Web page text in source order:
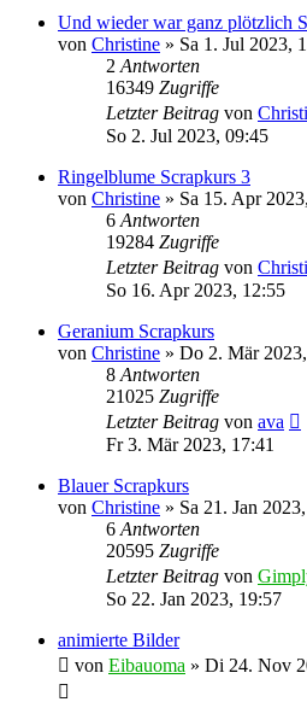
Und wieder war ganz plötzlich
von Christine » Sa 1. Jul 2023,
2 Antworten
16349 Zugriffe
Letzter Beitrag von
So 2. Jul 2023, 09:45
Ringelblume Scrapkurs 3
von Christine » Sa 15. Apr
6 Antworten
19284 Zugriffe
Letzter Beitrag von
So 16. Apr 2023, 12:55
Geranium Scrapkurs
von Christine » Do 2. Mär
8 Antworten
21025 Zugriffe
Letzter Beitrag von ava
Fr 3. Mär 2023, 17:41
Blauer Scrapkurs
von Christine » Sa 21. Jan
6 Antworten
20595 Zugriffe
Letzter Beitrag von
So 22. Jan 2023, 19:57
animierte Bilder
von Eibauoma » Di 24. Nov